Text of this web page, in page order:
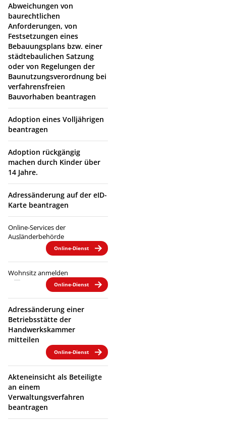
Abweichungen von
baurechtlichen
Anforderungen, von
Festsetzungen eines
Bebauungsplans bzw. einer
städtebaulichen Satzung
oder von Regelungen der
Baunutzungsverordnung bei
verfahrensfreien
Bauvorhaben beantragen
Adoption eines Volljährigen
beantragen
Adoption rückgängig
machen durch Kinder über
14 Jahre.
Adressänderung auf der eID-
Karte beantragen
Online-Services der
Ausländerbehörde
Online-Dienst
Wohnsitz anmelden
Online-Dienst
Adressänderung einer
Betriebsstätte der
Handwerkskammer
mitteilen
Online-Dienst
Akteneinsicht als Beteiligte
an einem
Verwaltungsverfahren
beantragen